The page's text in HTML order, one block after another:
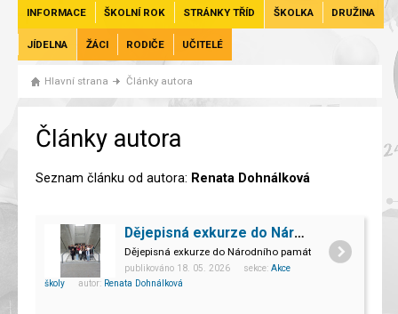
INFORMACE ŠKOLNÍ ROK STRÁNKY TŘÍD ŠKOLKA DRUŽINA
JÍDELNA ŽÁCI RODIČE UČITELÉ
Hlavní strana Články autora
Články autora
Seznam článku od autora: Renata Dohnálková
Dějepisná exkurze do Národního památníku II. sv. války v Hrabyni
Dějepisná exkurze do Národního památníku II. světové
publikováno 18. 05. 2026 sekce: Akce
školy autor: Renata Dohnálková